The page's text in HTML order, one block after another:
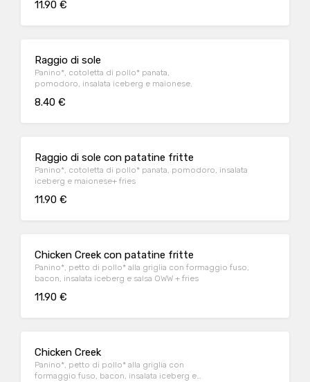
11.90 €
Raggio di sole
Panino*, cotoletta di pollo* panata,
pomodoro, insalata iceberg e maionese.
8.40 €
Raggio di sole con patatine fritte
Panino*, cotoletta di pollo* panata, pomodoro, insalata
iceberg e maionese+ fries
11.90 €
Chicken Creek con patatine fritte
Panino*, petto di pollo* alla griglia con formaggio fuso,
bacon, insalata iceberg e salsa OWW + fries
11.90 €
Chicken Creek
Panino*, petto di pollo* alla griglia con
formaggio fuso, bacon, insalata iceberg e